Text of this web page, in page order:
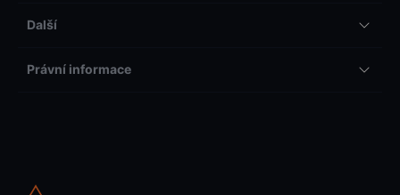
Další
Právní informace